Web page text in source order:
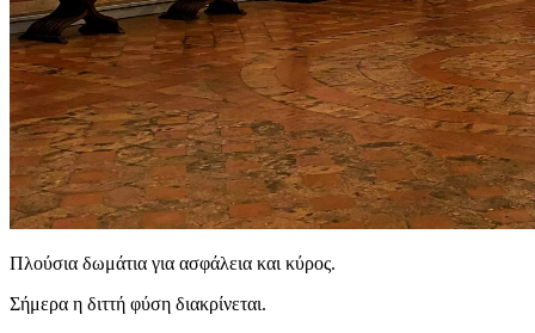
Πλούσια δωμάτια για ασφάλεια και κύρος.
Σήμερα η διττή φύση διακρίνεται.